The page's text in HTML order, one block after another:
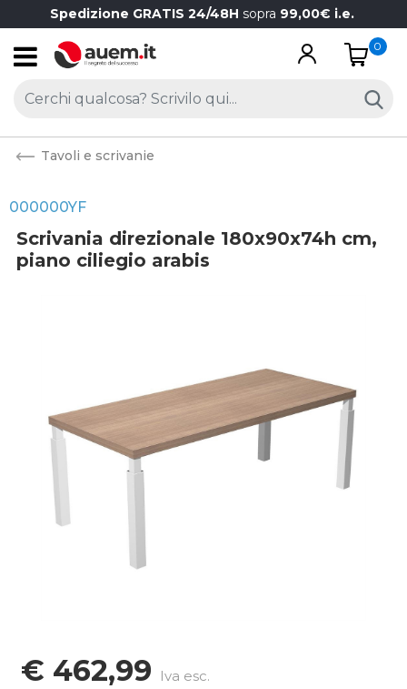
Spedizione GRATIS 24/48H sopra 99,00€ i.e.
Open
0
Tavoli e scrivanie
000000YF
Scrivania direzionale 180x90x74h cm,
piano ciliegio arabis
€ 462,99 Iva esc.